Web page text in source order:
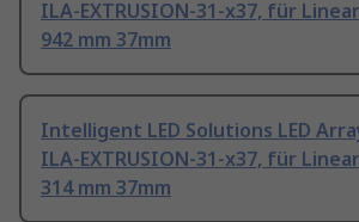
ILA-EXTRUSION-31-x37, für
942 mm 37mm
Intelligent LED Solutions LED
ILA-EXTRUSION-31-x37, für
314 mm 37mm